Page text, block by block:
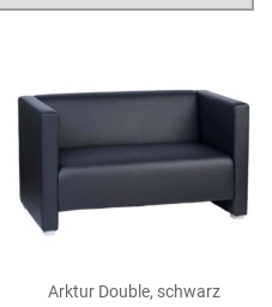
Arktur Double, schwarz